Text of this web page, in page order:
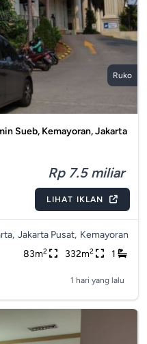
Ruko
Sueb, Kemayoran, Jakarta
Rp 7.5 miliar
LIHAT IKLAN
Jakarta Pusat, Kemayoran
83m2 332m2 1
1 hari yang lalu